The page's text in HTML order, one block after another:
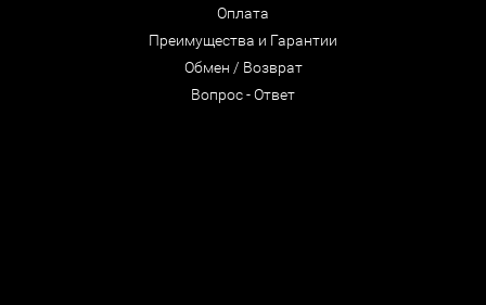
Оплата
Преимущества и Гарантии
Обмен / Возврат
Вопрос - Ответ